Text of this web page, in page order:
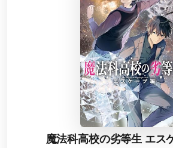
魔法科高校の劣等生 エス